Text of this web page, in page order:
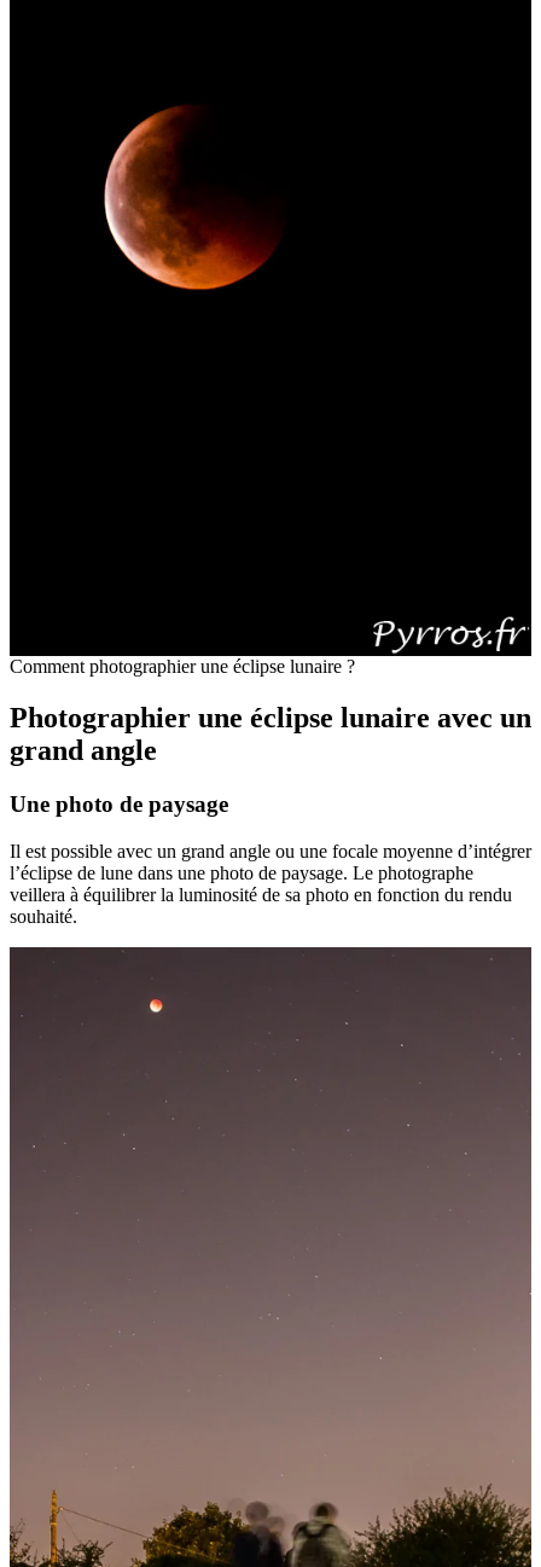
Comment photographier une éclipse lunaire ?
Photographier une éclipse lunaire avec un
grand angle
Une photo de paysage
Il est possible avec un grand angle ou une focale moyenne d’intégrer
l’éclipse de lune dans une photo de paysage. Le photographe
veillera à équilibrer la luminosité de sa photo en fonction du rendu
souhaité.